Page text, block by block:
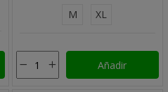
M XL
Añadir